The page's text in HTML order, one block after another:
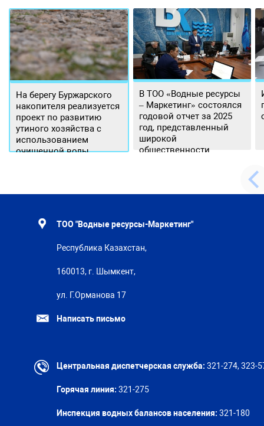
На берегу Буржарского
накопителя реализуется
проект по развитию
утиного хозяйства с
использованием
очищенной воды
В ТОО «Водные ресурсы
– Маркетинг» состоялся
годовой отчет за 2025
год, представленный
широкой
общественности.
ТОО "Водные ресурсы-Маркетинг"
Республика Казахстан,
160013, г. Шымкент,
ул. Г.Орманова 17
Написать письмо
Центральная диспетчерская служба: 321-274, 323-
Горячая линия: 321-275
Инспекция водных балансов населения: 321-180